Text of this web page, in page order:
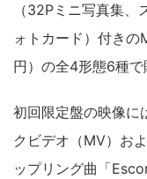
（32Pミニ写真集
ォトカード）付き
円）の全4形態6種で
初回限定盤の映像
クビデオ（MV）お
ップリング曲「